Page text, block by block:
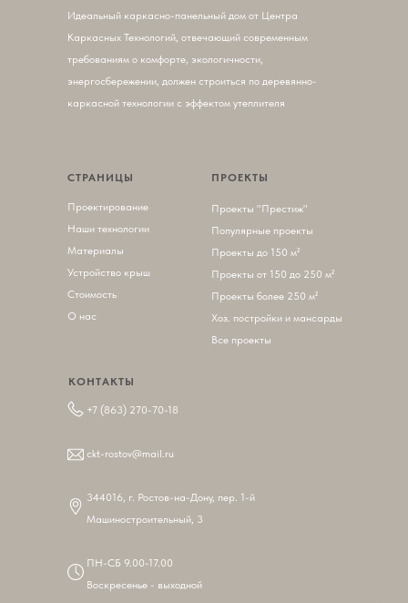
СТРАНИЦЫ
Проектирование
Наши технологии
Материалы
Устройство крыш
Стоимость
О нас
ПРОЕКТЫ
Проекты "Престиж"
Популярные проекты
Проекты до 150 м²
Проекты от 150 до 250 м²
Проекты более 250 м²
Хоз. постройки и мансарды
Все проекты
КОНТАКТЫ
+7 (863) 270-70-18
ckt-rostov@mail.ru
344016, г. Ростов-на-Дону, пер. 1-й
Машиностроительный, 3
ПН-СБ 9.00-17.00
Воскресенье - выходной
Идеальный каркасно-панельный дом от Центра
Каркасных Технологий, отвечающий современным
требованиям о комфорте, экологичности,
энергосбережении, должен строиться по деревянно-
каркасной технологии с эффектом утеплителя